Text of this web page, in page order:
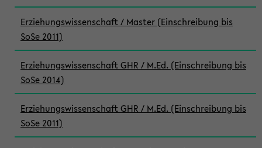
Erziehungswissenschaft / Master (Einschreibung bis
SoSe 2011)
Erziehungswissenschaft GHR / M.Ed. (Einschreibung bis
SoSe 2014)
Erziehungswissenschaft GHR / M.Ed. (Einschreibung bis
SoSe 2011)